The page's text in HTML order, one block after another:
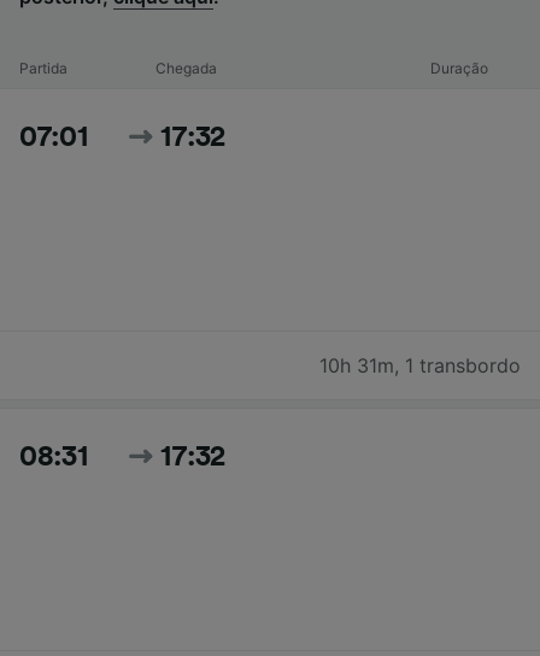
Partida Chegada Duração
07:01 17:32
10h 31m, 1 transbordo
08:31 17:32